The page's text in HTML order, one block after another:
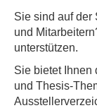
Sie sind auf der
und
unterstützen.
Sie bietet Ihnen
und Thesis-